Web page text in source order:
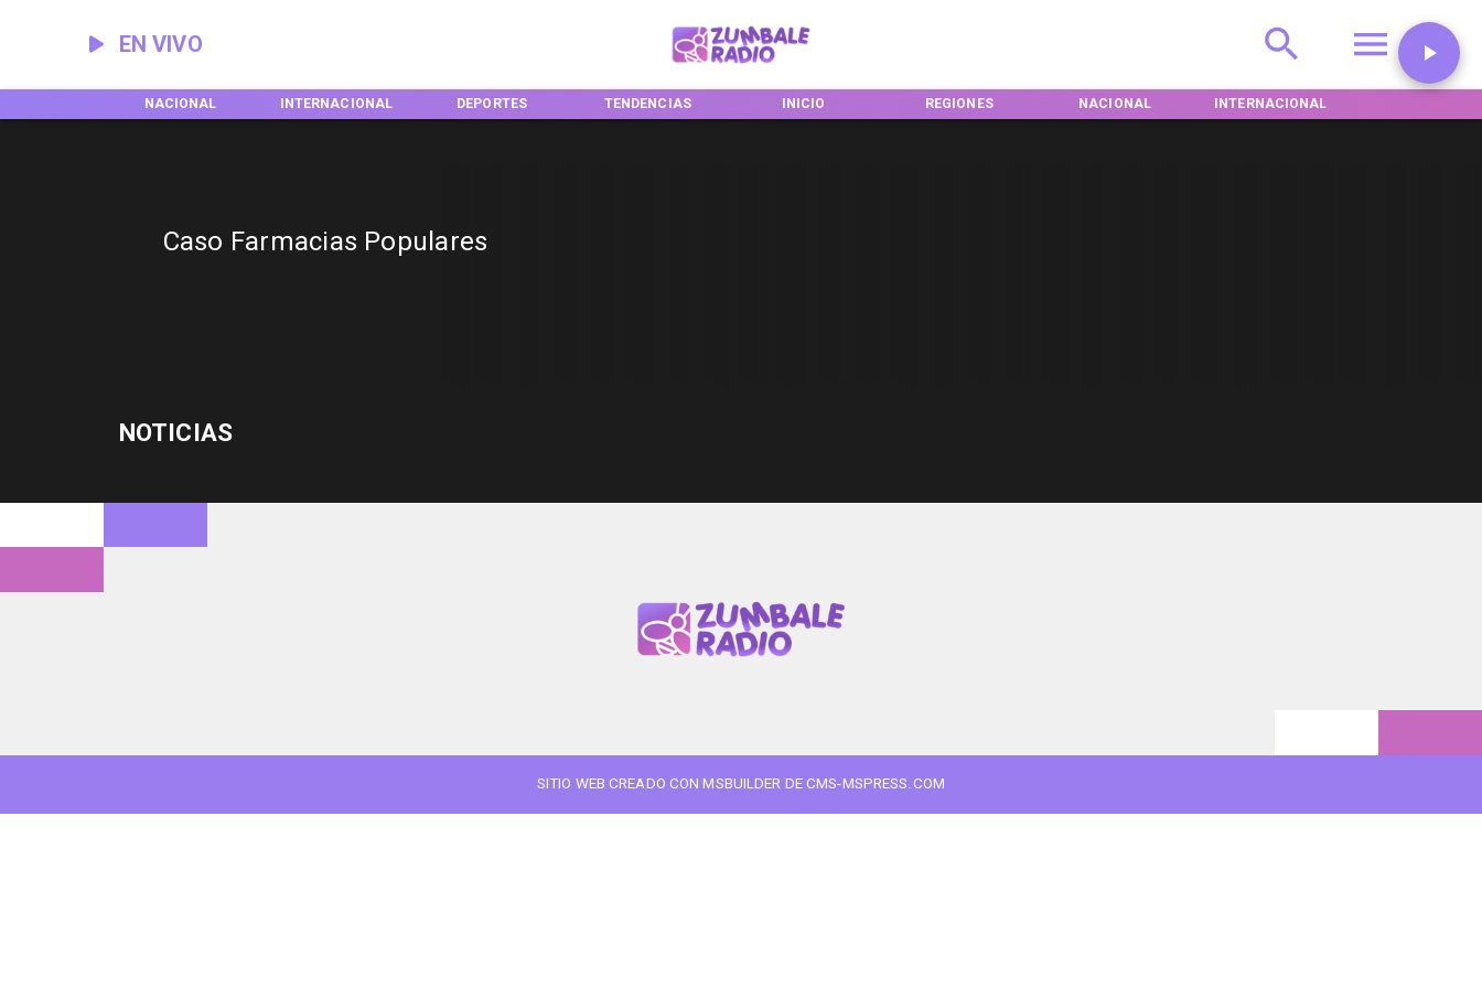
EN VIVO
NACIONAL INTERNACIONAL DEPORTES TENDENCIAS INICIO REGIONES NACIONAL INTERNACIONAL
Caso Farmacias Populares
NOTICIAS
SITIO WEB CREADO CON MSBUILDER DE CMS-MSPRESS.COM